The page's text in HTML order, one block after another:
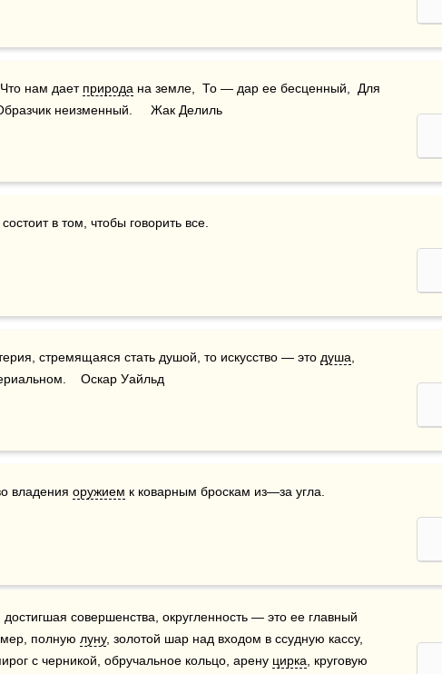
нам дает природа на земле,  То — дар ее бесценный,  Для
неизменный.     Жак Делиль
в том, чтобы говорить все.
стремящаяся стать душой, то искусство — это душа
Оскар Уайльд
владения оружием к коварным броскам из—за угла.
, достигшая совершенства, округленность — это ее главный
полную луну, золотой шар над входом в ссудную кассу,
с черникой, обручальное кольцо, арену цирка , круговую